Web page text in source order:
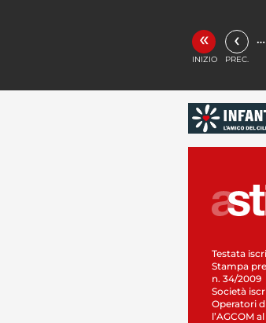
«
INIZIO
‹
PREC.
…
Testata
Stampa
n. 34/2009
Società
Operatori
l’AGCOM